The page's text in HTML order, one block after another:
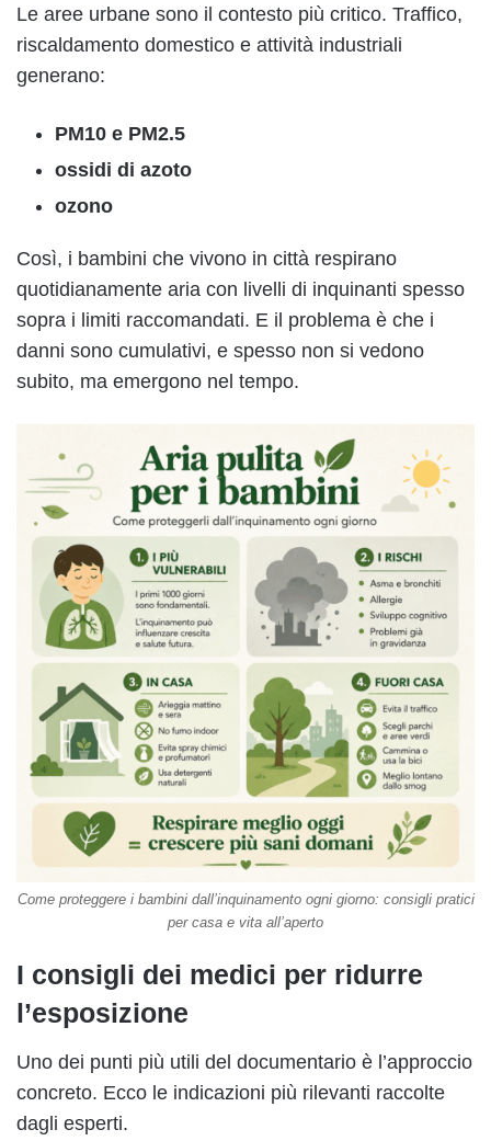
Le aree urbane sono il contesto più critico. Traffico,
riscaldamento domestico e attività industriali
generano:
PM10 e PM2.5
ossidi di azoto
ozono
Così, i bambini che vivono in città respirano
quotidianamente aria con livelli di inquinanti spesso
sopra i limiti raccomandati. E il problema è che i
danni sono cumulativi, e spesso non si vedono
subito, ma emergono nel tempo.
Come proteggere i bambini dall’inquinamento ogni giorno: consigli pratici
per casa e vita all’aperto
I consigli dei medici per ridurre
l’esposizione
Uno dei punti più utili del documentario è l’approccio
concreto. Ecco le indicazioni più rilevanti raccolte
dagli esperti.